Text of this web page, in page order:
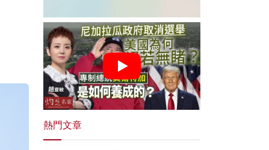
熱門文章